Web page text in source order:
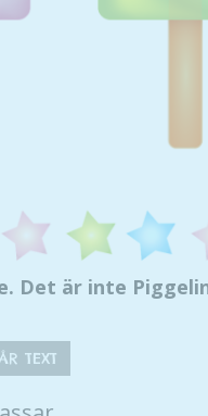
Det är inte
TEXT